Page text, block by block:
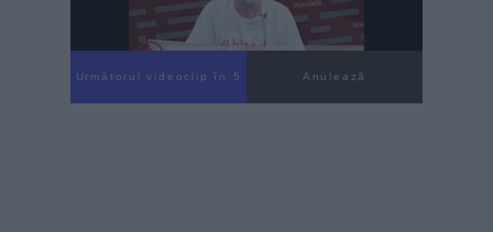
Următorul videoclip în 3 Anulează